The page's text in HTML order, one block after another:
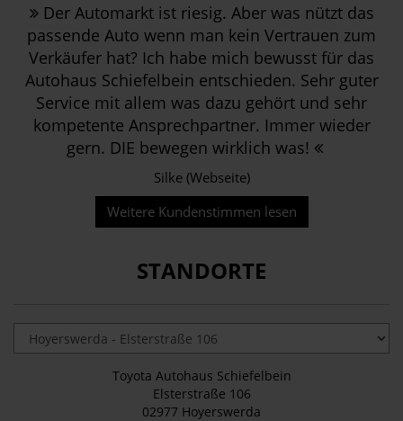
Der Automarkt ist riesig. Aber was nützt das
passende Auto wenn man kein Vertrauen zum
Verkäufer hat? Ich habe mich bewusst für das
Autohaus Schiefelbein entschieden. Sehr guter
Service mit allem was dazu gehört und sehr
kompetente Ansprechpartner. Immer wieder
gern. DIE bewegen wirklich was!
Silke (Webseite)
Weitere Kundenstimmen lesen
STANDORTE
Toyota Autohaus Schiefelbein
Elsterstraße 106
02977 Hoyerswerda